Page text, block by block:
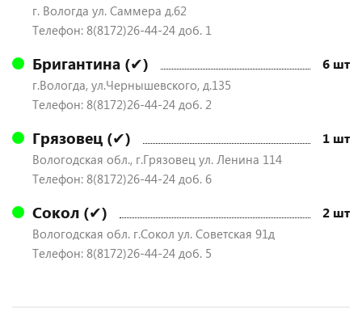
г. Вологда ул. Саммера д.62
Телефон: 8(8172)26-44-24 доб. 1
Бригантина (✔) 6 шт
г.Вологда, ул.Чернышевского, д.135
Телефон: 8(8172)26-44-24 доб. 2
Грязовец (✔) 1 шт
Вологодская обл., г.Грязовец ул. Ленина 114
Телефон: 8(8172)26-44-24 доб. 6
Сокол (✔) 2 шт
Вологодская обл. г.Сокол ул. Советская 91д
Телефон: 8(8172)26-44-24 доб. 5